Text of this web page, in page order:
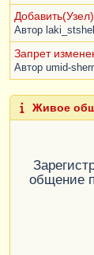
Автор laki_stshel
Запрет
Автор umid-
Живое
общение